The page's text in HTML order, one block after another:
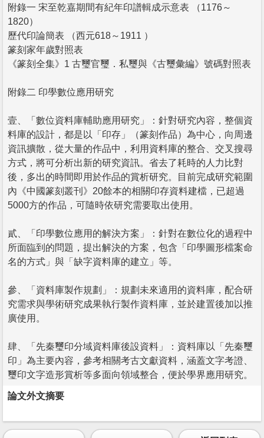
附錄一 宋至乾嘉期間有紀年印譜輯成示意表 （1176～
1820）
歷代印論簡表 （西元618～1911 ）
篆刻家年歲對照表
《篆刻全集》1 古璽官璽．私璽與《古璽彙編》號碼對照表
附錄二 印學數位應用研究
壹、「數位資料庫輔助應用研究」：針對研究內容，整個資
料庫的設計，都是以「印存」（篆刻作品）為中心，向周邊
資訊擴散，從大量的作品中，利用資料庫的整合、交叉搜尋
方式，將可分析出新的研究資訊。省去了耗時的人力比對
後，多出的時間即用於作品的賞析研究。目前完成研究範圍
內《中國篆刻叢刊》20餘本的相關印存資料建檔，已超過
5000方的作品，可隨時依研究需要取出使用。
貳、「印學數位應用的解決方案」：針對在數位化的過程中
所面臨到的問題，提出解決的方案，包含「印學圖形檔案命
名的方式」與「缺字資料庫的建立」等。
參、「資料庫製作規劃」：規劃未來適用的資料庫，配合研
究需求與學術研究成果執行製作資料庫，並於建置後加以推
廣使用。
肆、「先秦璽印分域資料庫後設資料」：資料庫以「先秦璽
印」為主要內容，參考相關考古文獻資料，涵蓋文字考證、
璽印文字造形賞析等多面向領域整合，便於學界應用研究。
論文外文摘要